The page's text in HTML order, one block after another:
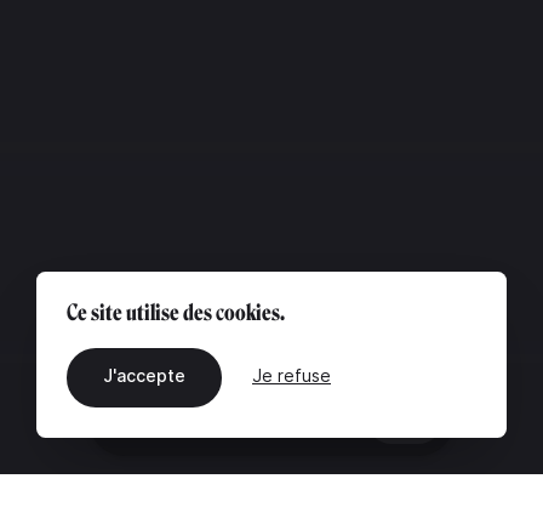
Ce site utilise des cookies.
J'accepte Je refuse